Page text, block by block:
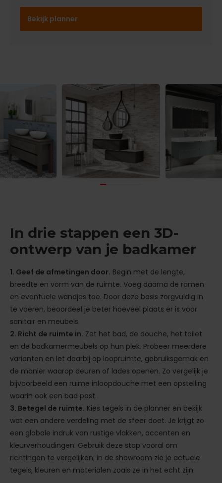
In drie stappen een 3D-
ontwerp van je badkamer
1. Geef de afmetingen door. Begin met de lengte,
breedte en vorm van de ruimte. Voeg daarna de ramen
en eventuele wandjes toe. Door deze basis zorgvuldig in
te voeren, beoordeel je beter hoeveel plaats er is voor
sanitair en meubels.
2. Richt de ruimte in. Zet het bad, de douche, het toilet
en de badkamermeubels op hun plek. Probeer meerdere
varianten en let daarbij op loopruimte, gebruiksgemak en
de manier waarop deuren of lades openen. Zo vergelijk je
bijvoorbeeld een ruime inloopdouche met een opstelling
waarin ook een bad past.
3. Betegel de ruimte. Kies tegels in de planner en bekijk
wat een andere verdeling met de sfeer doet. Je krijgt zo
een globale indruk van rustige vlakken, accenten en
kleurverhoudingen. Gebruik deze stap vooral om
richtingen te vergelijken; in de showroom zie je actuele
tegels, kleuren en materialen zoals ze in het echt zijn.